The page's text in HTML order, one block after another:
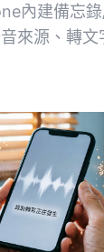
內建備忘
來源、轉文